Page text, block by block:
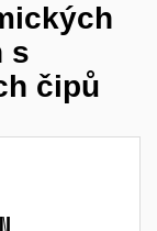
s
čipů